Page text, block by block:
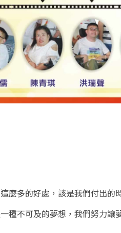
麼多的好處，該是我們付出的
種不可及的夢想，我們努力讓